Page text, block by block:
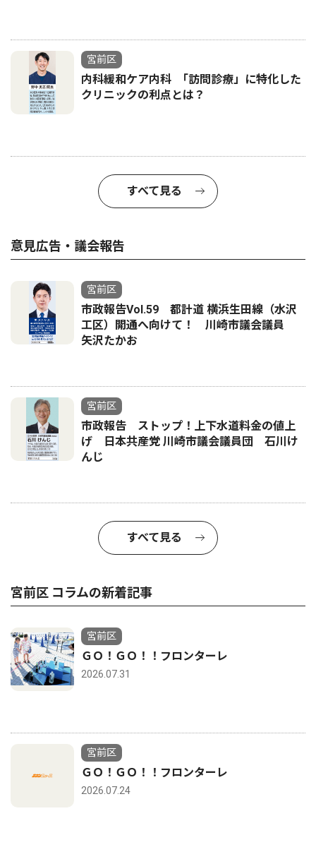
宮前区
内科緩和ケア内科 ｢訪問診療」に特化した
クリニックの利点とは？
すべて見る
意見広告・議会報告
宮前区
市政報告Vol.59 都計道 横浜生田線（水沢
工区）開通へ向けて！ 川崎市議会議員
矢沢たかお
宮前区
市政報告 ストップ！上下水道料金の値上
げ 日本共産党 川崎市議会議員団 石川け
んじ
すべて見る
宮前区 コラムの新着記事
宮前区
ＧＯ！ＧＯ！！フロンターレ
2026.07.31
宮前区
ＧＯ！ＧＯ！！フロンターレ
2026.07.24